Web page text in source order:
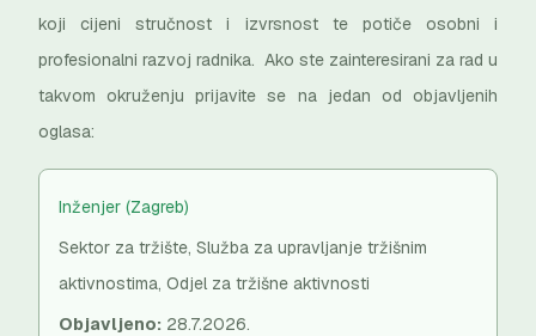
koji cijeni stručnost i izvrsnost te potiče osobni i
profesionalni razvoj radnika. Ako ste zainteresirani za rad u
takvom okruženju prijavite se na jedan od objavljenih
oglasa:
Inženjer (Zagreb)
Sektor za tržište, Služba za upravljanje tržišnim
aktivnostima, Odjel za tržišne aktivnosti
Objavljeno: 28.7.2026.